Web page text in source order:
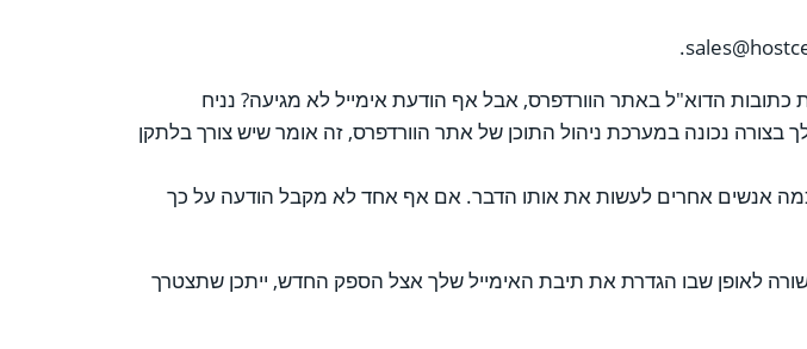
הדוא"ל באתר הוורדפרס, אבל אף הודעת אימייל לא מגיעה? נניח
נכונה במערכת ניהול התוכן של אתר הוורדפרס, זה אומר שיש צורך בלתקן
אנשים אחרים לעשות את אותו הדבר. אם אף אחד לא מקבל הודעה על כך
לאופן שבו הגדרת את תיבת האימייל שלך אצל הספק החדש, ייתכן שתצטרך